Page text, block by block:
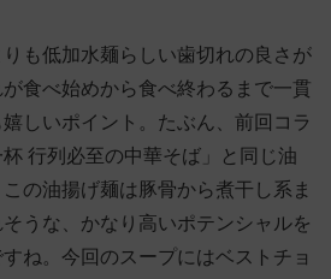
も低加水麺らしい歯切れの良さが
食べ始めから食べ終わるまで一貫
しいポイント。たぶん、前回コラ
行列必至の中華そば」と同じ油
の油揚げ麺は豚骨から煮干し系ま
うな、かなり高いポテンシャルを
ね。今回のスープにはベストチョ